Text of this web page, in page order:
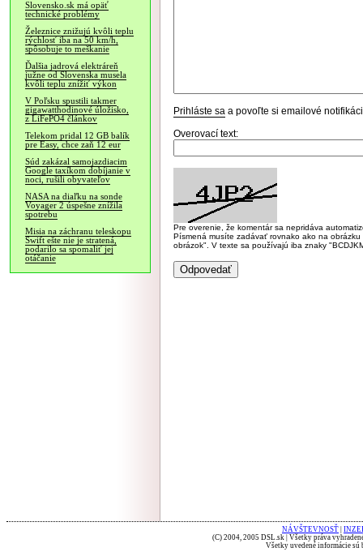
Slovensko.sk má opäť
technické problémy
Železnice znižujú kvôli teplu
rýchlosť iba na 50 km/h,
spôsobuje to meškanie
Ďalšia jadrová elektráreň
južne od Slovenska musela
kvôli teplu znížiť výkon
V Poľsku spustili takmer
gigawatthodinové úložisko,
z LiFePO4 článkov
Telekom pridal 12 GB balík
pre Easy, chce zaň 12 eur
Súd zakázal samojazdiacim
Google taxíkom dobíjanie v
noci, rušili obyvateľov
NASA na diaľku na sonde
Voyager 2 úspešne znížila
spotrebu
Misia na záchranu teleskopu
Swift ešte nie je stratená,
podarilo sa spomaliť jej
otáčanie
Prihláste sa a povoľte si emailové
Overovací text:
Pre overenie, že komentár sa nepridáva
Písmená musíte zadávať rovnako ako na
obrázok". V texte sa používajú iba znaky
NÁVŠTEVNOSŤ
(C) 2004, 2005 DSL.sk | Všetky práva
Všetky uvedené informácie sú